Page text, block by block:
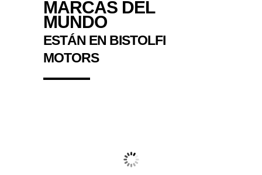
MARCAS DEL
MUNDO
ESTÁN EN BISTOLFI
MOTORS